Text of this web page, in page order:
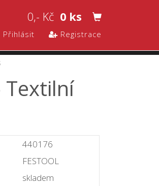
0,- Kč 0 ks
Přihlásit Registrace
Textilní
440176
FESTOOL
skladem